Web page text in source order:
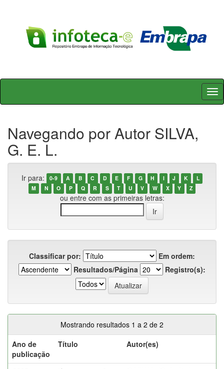
Skip
Navegando por Autor SILVA,
G. E. L.
Ir para: 0-9 A B C D E F G H I J K
L
M
N O P Q R S T U V W X Y Z
ou entre com as primeiras letras:
Classificar por:
Em ordem:
Resultados/Página
Registro(s):
Mostrando resultados 1 a 2 de 2
Ano de
publicação
Título Autor(es)